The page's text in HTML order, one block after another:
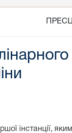
інстанції,